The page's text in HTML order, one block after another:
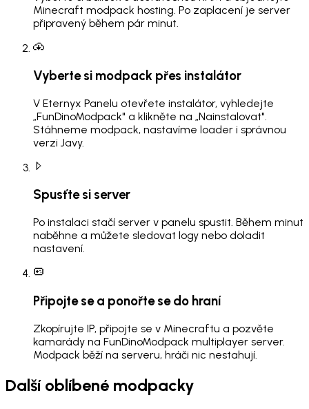
Minecraft modpack hosting. Po zaplacení je server
připravený během pár minut.
Vyberte si modpack přes instalátor
V Eternyx Panelu otevřete instalátor, vyhledejte
„FunDinoModpack" a klikněte na „Nainstalovat".
Stáhneme modpack, nastavíme loader i správnou
verzi Javy.
Spusťte si server
Po instalaci stačí server v panelu spustit. Během minut
naběhne a můžete sledovat logy nebo doladit
nastavení.
Připojte se a ponořte se do hraní
Zkopírujte IP, připojte se v Minecraftu a pozvěte
kamarády na FunDinoModpack multiplayer server.
Modpack běží na serveru, hráči nic nestahují.
Další oblíbené modpacky